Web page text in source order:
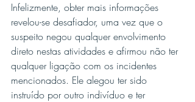
Infelizmente, obter mais informações
revelou-se desafiador, uma vez que o
suspeito negou qualquer envolvimento
direto nestas atividades e afirmou não ter
qualquer ligação com os incidentes
mencionados. Ele alegou ter sido
instruído por outro indivíduo e ter